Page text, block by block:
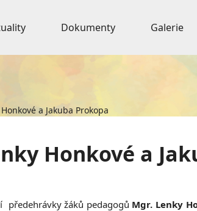
Dokumenty Galerie
a Jakuba Prokopa
Honkové a
předehrávky žáků pedagogů Mgr. Lenky